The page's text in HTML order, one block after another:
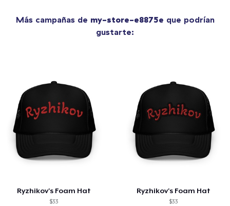
Más campañas de my-store-e8875e que podrían
gustarte:
Ryzhikov's Foam Hat
$33
Ryzhikov's Foam Hat
$33